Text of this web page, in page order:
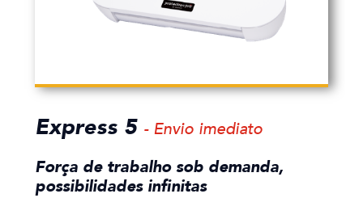
Express 5 - Envio imediato
Força de trabalho sob demanda,
possibilidades infinitas